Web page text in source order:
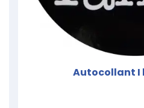
Autocollant I